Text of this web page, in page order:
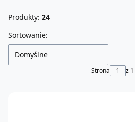
Produkty: 24
Lista produktów
Sortowanie:
Domyślne
Strona z 1